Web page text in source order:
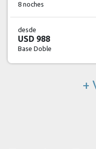
8 noches
desde
USD 988
Base Doble
+